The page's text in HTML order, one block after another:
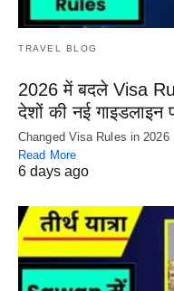
TRAVEL BLOG
2026 में बदले Visa
देशों की नई
Changed Visa Rules in 2026
Read More
6 days ago